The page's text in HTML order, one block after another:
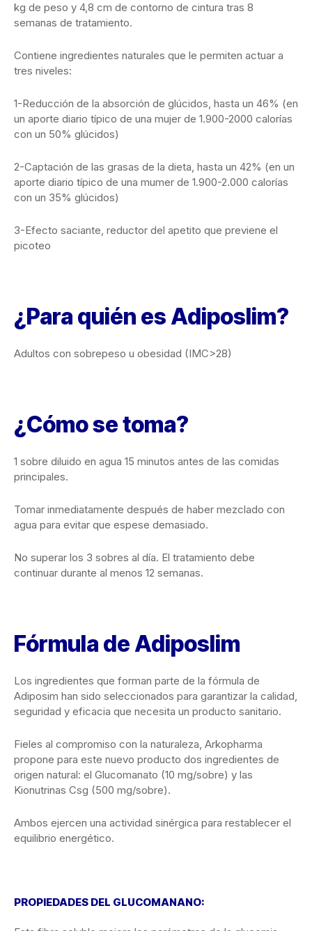
kg de peso y 4,8 cm de contorno de cintura tras 8
semanas de tratamiento.
Contiene ingredientes naturales que le permiten actuar a
tres niveles:
1-Reducción de la absorción de glúcidos, hasta un 46% (en
un aporte diario típico de una mujer de 1.900-2000 calorías
con un 50% glúcidos)
2-Captación de las grasas de la dieta, hasta un 42% (en un
aporte diario típico de una mumer de 1.900-2.000 calorías
con un 35% glúcidos)
3-Efecto saciante, reductor del apetito que previene el
picoteo
¿Para quién es Adiposlim?
Adultos con sobrepeso u obesidad (IMC>28)
¿Cómo se toma?
1 sobre diluido en agua 15 minutos antes de las comidas
principales.
Tomar inmediatamente después de haber mezclado con
agua para evitar que espese demasiado.
No superar los 3 sobres al día. El tratamiento debe
continuar durante al menos 12 semanas.
Fórmula de Adiposlim
Los ingredientes que forman parte de la fórmula de
Adiposim han sido seleccionados para garantizar la calidad,
seguridad y eficacia que necesita un producto sanitario.
Fieles al compromiso con la naturaleza, Arkopharma
propone para este nuevo producto dos ingredientes de
origen natural: el Glucomanato (10 mg/sobre) y las
Kionutrinas Csg (500 mg/sobre).
Ambos ejercen una actividad sinérgica para restablecer el
equilibrio energético.
PROPIEDADES DEL GLUCOMANANO: